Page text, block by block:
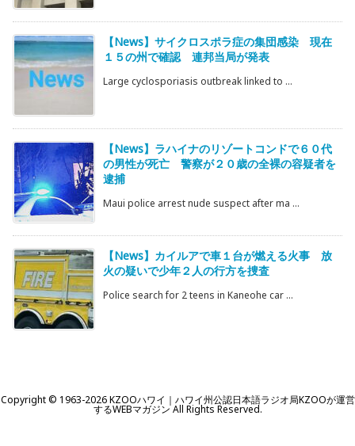
【News】サイクロスポラ症の集団感染 現在
１５の州で確認 連邦当局が発表
Large cyclosporiasis outbreak linked to ...
【News】ラハイナのリゾートコンドで６０代
の男性が死亡 警察が２０歳の全裸の容疑者を
逮捕
Maui police arrest nude suspect after ma ...
【News】カイルアで車１台が燃える火事 放
火の疑いで少年２人の行方を捜査
Police search for 2 teens in Kaneohe car ...
Copyright © 1963-2026KZOOハワイ｜ハワイ州公認日本語ラジオ局KZOOが運営
するWEBマガジンAll Rights Reserved.